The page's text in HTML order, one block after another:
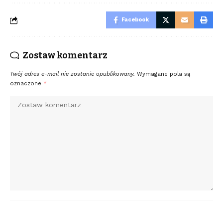
Facebook
Zostaw komentarz
Twój adres e-mail nie zostanie opublikowany. Wymagane pola są
oznaczone *